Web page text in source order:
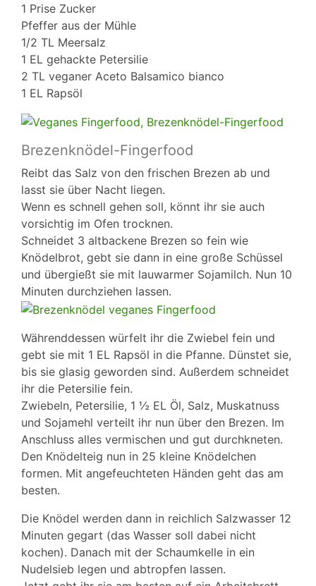
1 Prise Zucker
Pfeffer aus der Mühle
1/2 TL Meersalz
1 EL gehackte Petersilie
2 TL veganer Aceto Balsamico bianco
1 EL Rapsöl
Brezenknödel-Fingerfood
Reibt das Salz von den frischen Brezen ab und
lasst sie über Nacht liegen.
Wenn es schnell gehen soll, könnt ihr sie auch
vorsichtig im Ofen trocknen.
Schneidet 3 altbackene Brezen so fein wie
Knödelbrot, gebt sie dann in eine große Schüssel
und übergießt sie mit lauwarmer Sojamilch. Nun 10
Minuten durchziehen lassen.
Währenddessen würfelt ihr die Zwiebel fein und
gebt sie mit 1 EL Rapsöl in die Pfanne. Dünstet sie,
bis sie glasig geworden sind. Außerdem schneidet
ihr die Petersilie fein.
Zwiebeln, Petersilie, 1 ½ EL Öl, Salz, Muskatnuss
und Sojamehl verteilt ihr nun über den Brezen. Im
Anschluss alles vermischen und gut durchkneten.
Den Knödelteig nun in 25 kleine Knödelchen
formen. Mit angefeuchteten Händen geht das am
besten.
Die Knödel werden dann in reichlich Salzwasser 12
Minuten gegart (das Wasser soll dabei nicht
kochen). Danach mit der Schaumkelle in ein
Nudelsieb legen und abtropfen lassen.